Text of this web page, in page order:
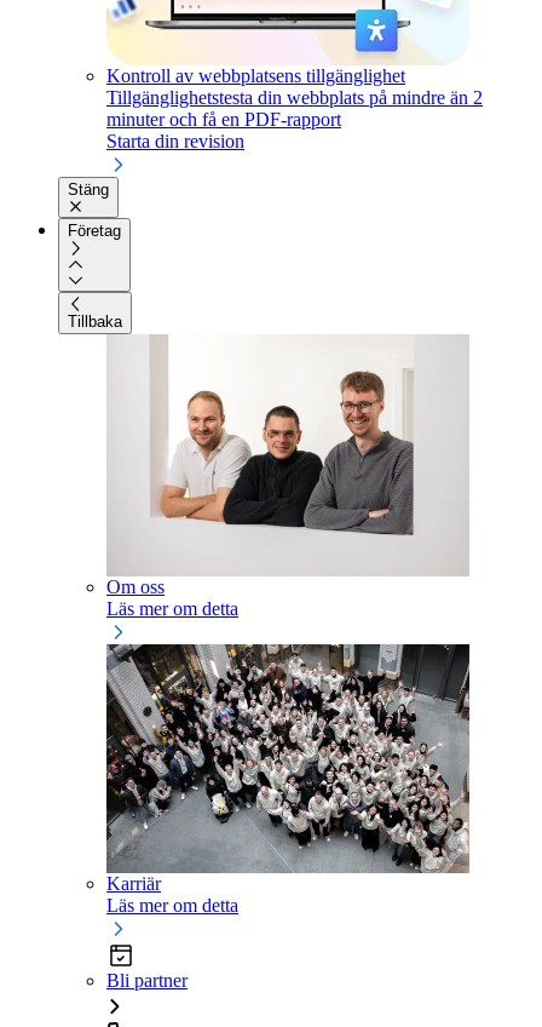
Kontroll av webbplatsens tillgänglighet
Tillgänglighetstesta din webbplats på mindre än 2
minuter och få en PDF-rapport
Starta din revision
Stäng
Företag
Tillbaka
Om oss
Läs mer om detta
Karriär
Läs mer om detta
Bli partner